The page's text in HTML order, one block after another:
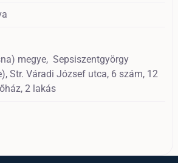
megye, Sepsiszentgyörgy
Str. Váradi József utca, 6 szám, 12
2 lakás